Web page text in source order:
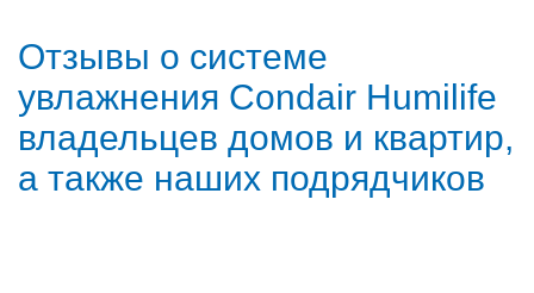
Отзывы о системе
увлажнения Condair Humilife
владельцев домов и квартир,
а также наших подрядчиков